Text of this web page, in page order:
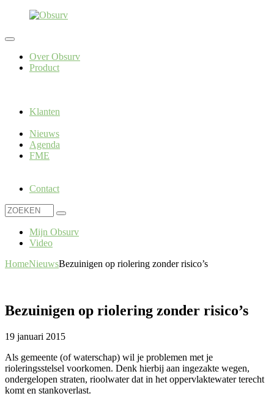
Over Obsurv
Product
Klanten
Nieuws
Agenda
FME
Contact
Mijn Obsurv
Video
HomeNieuwsBezuinigen op riolering zonder risico’s
Bezuinigen op riolering zonder risico’s
19 januari 2015
Als gemeente (of waterschap) wil je problemen met je
rioleringsstelsel voorkomen. Denk hierbij aan ingezakte wegen,
ondergelopen straten, rioolwater dat in het oppervlaktewater terecht
komt en stankoverlast.